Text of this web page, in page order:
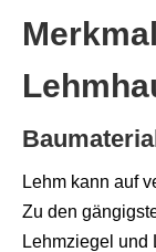
Lehm kann auf
Zu den
Lehmziegel und